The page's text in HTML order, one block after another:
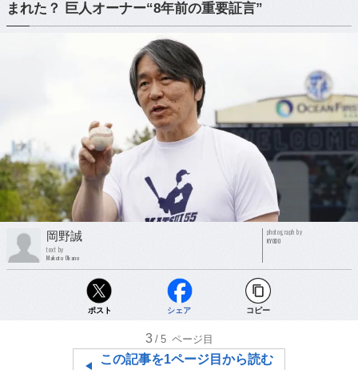
まれた？ 巨人オーナー“8年前の重要証言”
岡野誠
text by
Makoto Okano
photograph by
KYODO
ポスト シェア コピー
3 /5 ページ目
この記事を1ページ目から読む